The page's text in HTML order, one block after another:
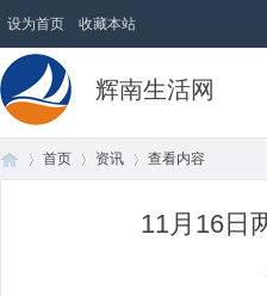
设为首页 收藏本站
辉南生活网
首页 资讯 查看内容
11月16日